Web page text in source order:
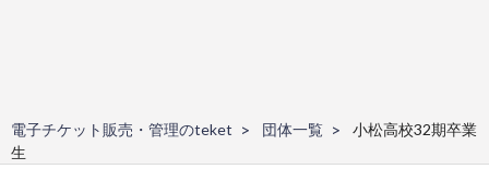
電子チケット販売・管理のteket 団体一覧
小松高校32期卒業
生